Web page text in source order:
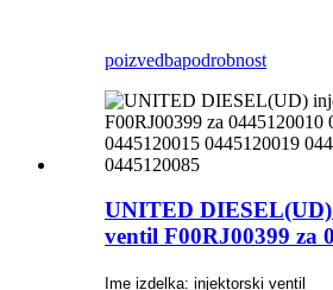
poizvedbapodrobnost
UNITED
ventil F00RJ00399 za
Ime izdelka: injektorski ventil